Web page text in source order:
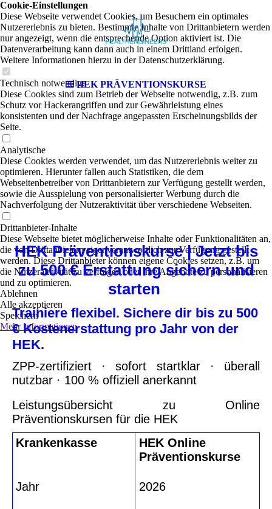
HEK PRÄVENTIONSKURSE
HEK Präventionskurse | Jetzt bis
zu 500 € Erstattung sichern und
starten
Trainiere flexibel. Sichere dir bis zu 500
€ Kostenerstattung pro Jahr von der
HEK.
ZPP-zertifiziert · sofort startklar · überall
nutzbar · 100 % offiziell anerkannt
Leistungsübersicht zu Online
Präventionskursen für die HEK
Krankenkasse
HEK Online
Präventionskurse
Jahr 2026
Cookie-Einstellungen
Diese Webseite verwendet Cookies, um Besuchern ein optimales
Nutzererlebnis zu bieten. Bestimmte Inhalte von Drittanbietern werden
nur angezeigt, wenn die entsprechende Option aktiviert ist. Die
Datenverarbeitung kann dann auch in einem Drittland erfolgen.
Weitere Informationen hierzu in der Datenschutzerklärung.
Technisch notwendige
Diese Cookies sind zum Betrieb der Webseite notwendig, z.B. zum
Schutz vor Hackerangriffen und zur Gewährleistung eines
konsistenten und der Nachfrage angepassten Erscheinungsbilds der
Seite.
Analytische
Diese Cookies werden verwendet, um das Nutzererlebnis weiter zu
optimieren. Hierunter fallen auch Statistiken, die dem
Webseitenbetreiber von Drittanbietern zur Verfügung gestellt werden,
sowie die Ausspielung von personalisierter Werbung durch die
Nachverfolgung der Nutzeraktivität über verschiedene Webseiten.
Drittanbieter-Inhalte
Diese Webseite bietet möglicherweise Inhalte oder Funktionalitäten an,
die von Drittanbietern eigenverantwortlich zur Verfügung gestellt
werden. Diese Drittanbieter können eigene Cookies setzen, z.B. um
die Nutzeraktivität zu verfolgen oder ihre Angebote zu personalisieren
und zu optimieren.
Ablehnen
Alle akzeptieren
Speichern
Mehr Informationen